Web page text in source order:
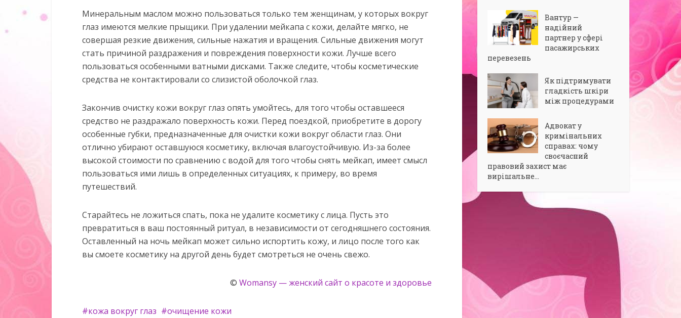
Минеральным маслом можно пользоваться только тем женщинам, у которых вокруг
глаз имеются мелкие прыщики. При удалении мейкапа с кожи, делайте мягко, не
совершая резкие движения, сильные нажатия и вращения. Сильные движения могут
стать причиной раздражения и повреждения поверхности кожи. Лучше всего
пользоваться особенными ватными дисками. Также следите, чтобы косметические
средства не контактировали со слизистой оболочкой глаз.
Закончив очистку кожи вокруг глаз опять умойтесь, для того чтобы оставшееся
средство не раздражало поверхность кожи. Перед поездкой, приобретите в дорогу
особенные губки, предназначенные для очистки кожи вокруг области глаз. Они
отлично убирают оставшуюся косметику, включая влагоустойчивую. Из-за более
высокой стоимости по сравнению с водой для того чтобы снять мейкап, имеет смысл
пользоваться ими лишь в определенных ситуациях, к примеру, во время
путешествий.
Старайтесь не ложиться спать, пока не удалите косметику с лица. Пусть это
превратиться в ваш постоянный ритуал, в независимости от сегодняшнего состояния.
Оставленный на ночь мейкап может сильно испортить кожу, и лицо после того как
вы смоете косметику на другой день будет смотреться не очень свежо.
© Womansy — женский сайт о красоте и здоровье
кожа вокруг глаз очищение кожи
Вантур —
надійний
партнер у сфері
пасажирських
перевезень
Як підтримувати
гладкість шкіри
між процедурами
Адвокат у
кримінальних
справах: чому
своєчасний
правовий захист має
вирішальне...